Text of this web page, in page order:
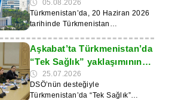
sistemi geliştiriliyor
05.08.2026
Türkmenistan’da, 20 Haziran 2026
tarihinde Türkmenistan
onaylanan 2026–2030 dönemi
“Sağlıklı Anne – Sağlıklı Çocuk –
Sağlıklı Gelecek” başlıklı Ulusal
Anne ve Çocuk Sağlığı Koruma
Programı’nın uygulanmasına
Aşkabat’ta Türkmenistan’da
“Tek Sağlık” yaklaşımının
uygulanması ele alındı
25.07.2026
DSÖ’nün desteğiyle
Türkmenistan’da “Tek Sağlık”